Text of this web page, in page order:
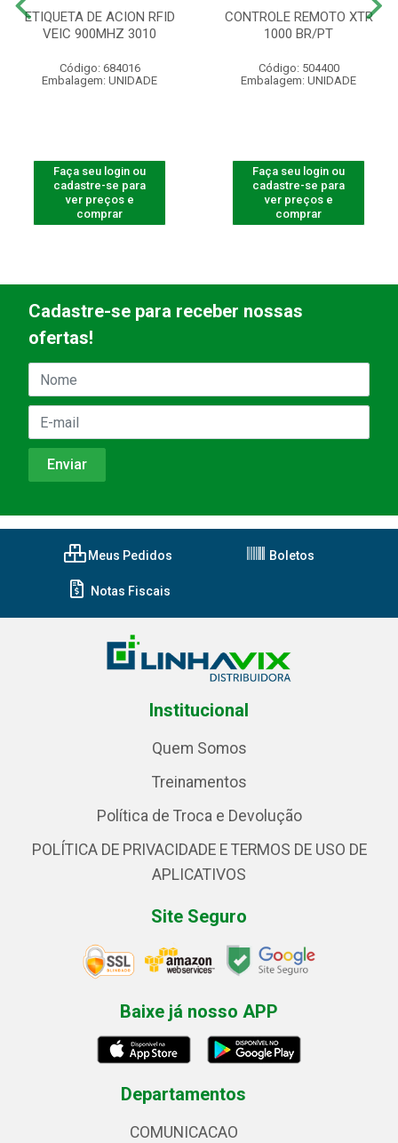
ETIQUETA DE ACION RFID
VEIC 900MHZ 3010
Código: 684016
Embalagem: UNIDADE
Faça seu login ou
cadastre-se para
ver preços e
comprar
CONTROLE REMOTO XTR
1000 BR/PT
Código: 504400
Embalagem: UNIDADE
Faça seu login ou
cadastre-se para
ver preços e
comprar
Cadastre-se para receber nossas
ofertas!
Meus Pedidos Boletos
Notas Fiscais
Institucional
Quem Somos
Treinamentos
Política de Troca e Devolução
POLÍTICA DE PRIVACIDADE E TERMOS DE USO DE
APLICATIVOS
Site Seguro
Baixe já nosso APP
Departamentos
COMUNICACAO